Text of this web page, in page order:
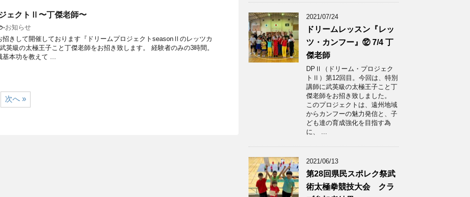
ェクトⅡ〜丁傑老師〜
-お知らせ
招きして開催しております『ドリームプロジェクトseasonⅡのレッツカ
英級の太極王子こと丁傑老師をお招き致します。 経験者のみの3時間。
基本功を教えて ...
次へ »
2021/07/24
ドリームレッスン『レッ
ツ・カンフー』⑫ 7/4 丁
傑老師
DPⅡ（ドリーム・プロジェク
トⅡ）第12回目。今回は、特別
講師に武英級の太極王子こと丁
傑老師をお招き致しました。
このプロジェクトは、遠州地域
からカンフーの魅力発信と、子
ども達の育成強化を目指す為
に、 ...
2021/06/13
第28回県民スポレク祭武
術太極拳競技大会 クラ